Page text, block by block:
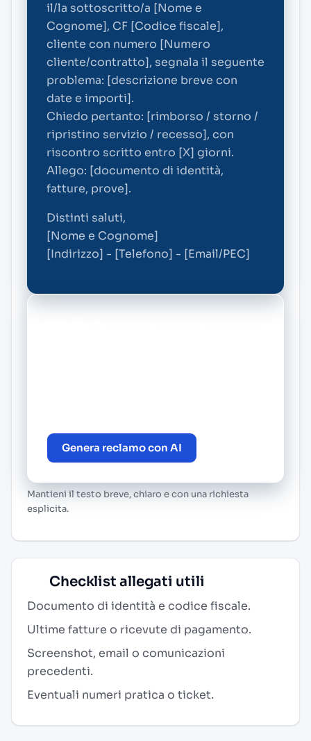
il/la sottoscritto/a [Nome e
Cognome], CF [Codice fiscale],
cliente con numero [Numero
cliente/contratto], segnala il seguente
problema: [descrizione breve con
date e importi].
Chiedo pertanto: [rimborso / storno /
ripristino servizio / recesso], con
riscontro scritto entro [X] giorni.
Allego: [documento di identità,
fatture, prove].
Distinti saluti,
[Nome e Cognome]
[Indirizzo] - [Telefono] - [Email/PEC]
Genera reclamo con AI
Mantieni il testo breve, chiaro e con una richiesta
esplicita.
Checklist allegati utili
Documento di identità e codice fiscale.
Ultime fatture o ricevute di pagamento.
Screenshot, email o comunicazioni
precedenti.
Eventuali numeri pratica o ticket.